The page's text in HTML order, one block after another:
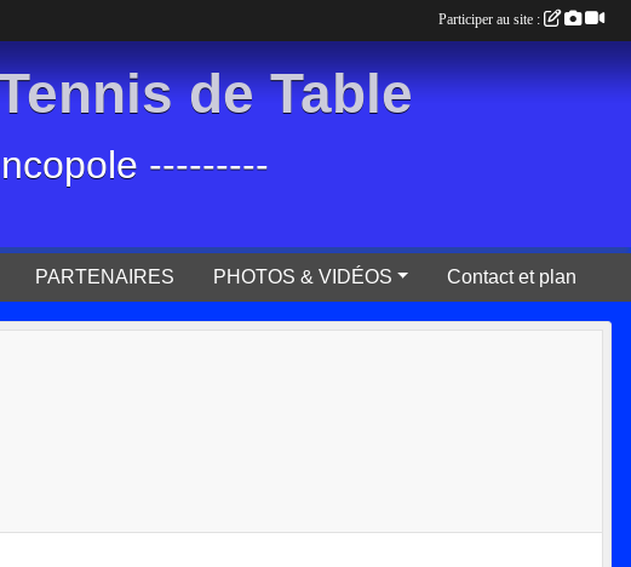
de Table
---------
PARTENAIRES PHOTOS & VIDÉOS Contact et plan
Participer au site :